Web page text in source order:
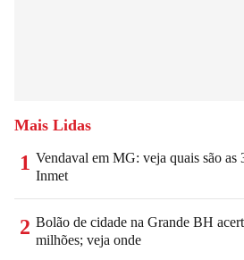
Mais Lidas
1 Vendaval em MG: veja quais são as
Inmet
2 Bolão de cidade na Grande BH
milhões; veja onde